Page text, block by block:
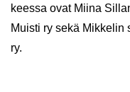
kees­sa ovat Miina
Muis­ti ry sekä Mik­ke­lin
ry.